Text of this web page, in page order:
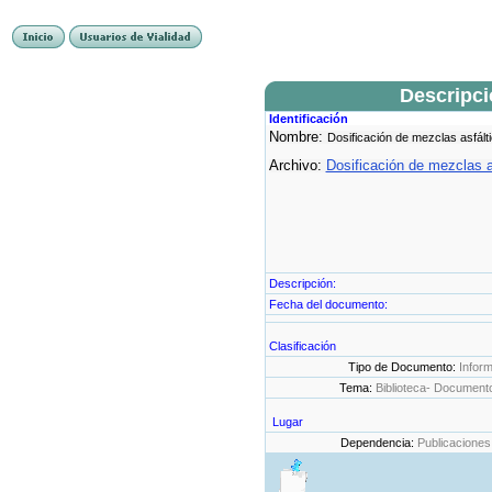
Identificación
Nombre: Dosificación de mezclas
Archivo: Dosificación de mezclas
Descripción:
Fecha del documento:
Clasificación
Tipo de Documento:
Tema: Biblioteca-
Lugar
Dependencia: